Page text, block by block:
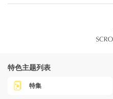
特色主题列表
特集